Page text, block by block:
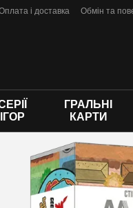
і доставка Обмін та
ІГОР
ГРАЛЬНІ
КАРТИ